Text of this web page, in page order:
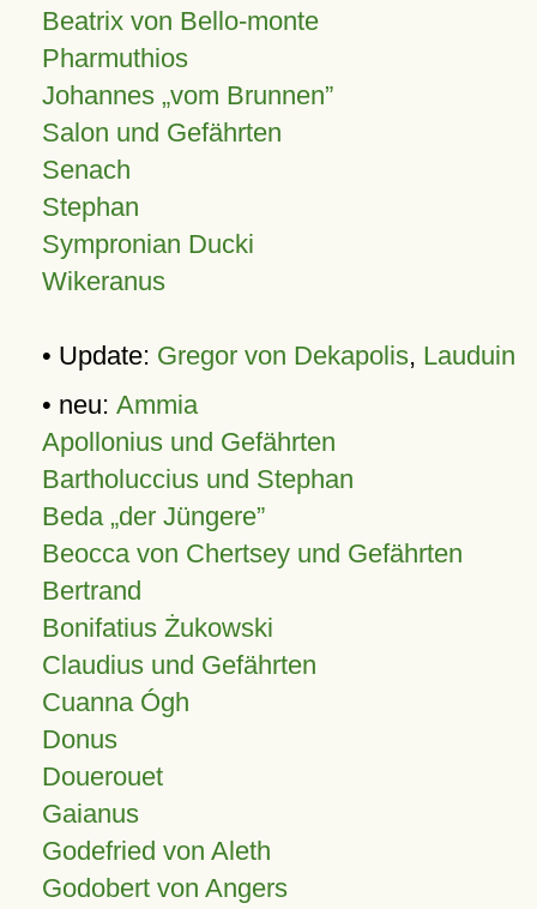
Beatrix von Bello-monte
Pharmuthios
Johannes vom Brunnen
Salon und Gefährten
Senach
Stephan
Sympronian Ducki
Wikeranus
• Update: Gregor von Dekapolis, Lauduin
• neu: Ammia
Apollonius und Gefährten
Bartholuccius und Stephan
Beda „der Jüngere”
Beocca von Chertsey und Gefährten
Bertrand
Bonifatius Żukowski
Claudius und Gefährten
Cuanna Ógh
Donus
Douerouet
Gaianus
Godefried von Aleth
Godobert von Angers